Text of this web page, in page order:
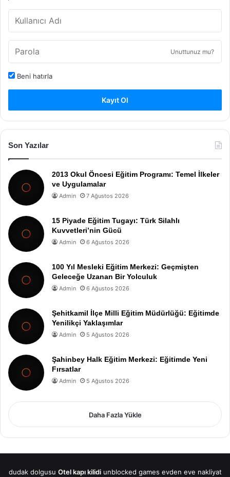
Unuttunuz mu?
Beni hatırla
Kayıt Ol
Son Yazılar
2013 Okul Öncesi Eğitim Programı: Temel İlkeler
ve Uygulamalar
Admin 7 Ağustos 2026
15 Piyade Eğitim Tugayı: Türk Silahlı
Kuvvetleri’nin Gücü
Admin 6 Ağustos 2026
100 Yıl Mesleki Eğitim Merkezi: Geçmişten
Geleceğe Uzanan Bir Yolculuk
Admin 6 Ağustos 2026
Şehitkamil İlçe Milli Eğitim Müdürlüğü: Eğitimde
Yenilikçi Yaklaşımlar
Admin 5 Ağustos 2026
Şahinbey Halk Eğitim Merkezi: Eğitimde Yeni
Fırsatlar
Admin 5 Ağustos 2026
Daha Fazla Yükle
dudak dolgusu Otel kapı kilidi unblocked games evden eve nakliyat